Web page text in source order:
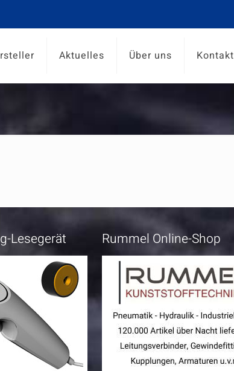
Aktuelles Über uns Kontakt
Lesegerät Rummel Online-Shop